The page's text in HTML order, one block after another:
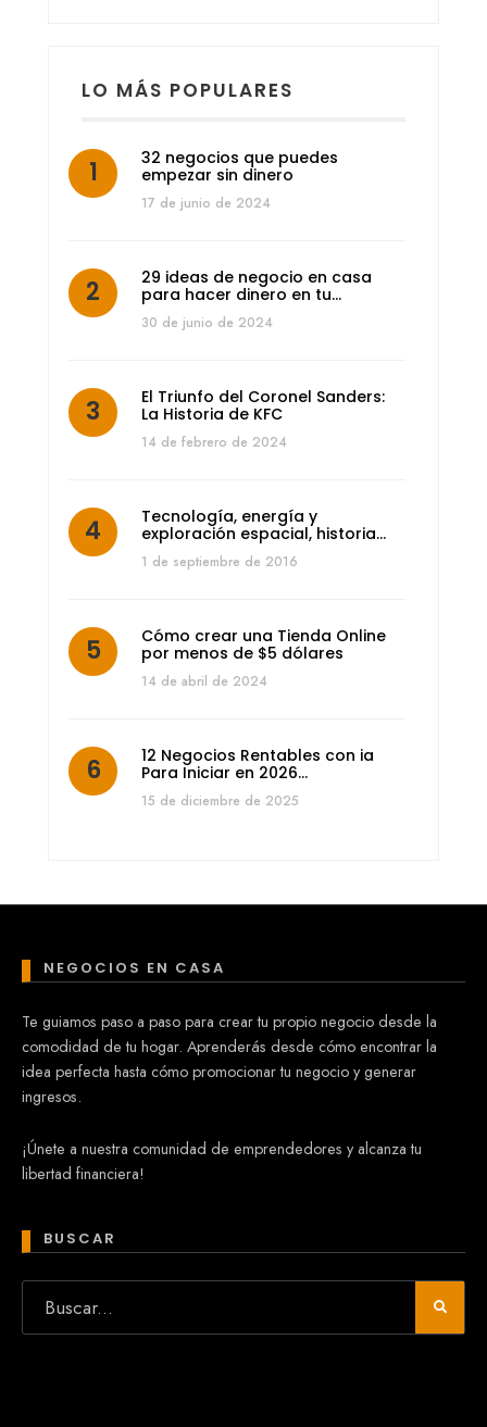
LO MÁS POPULARES
32 negocios que puedes
empezar sin dinero
17 de junio de 2024
29 ideas de negocio en casa
para hacer dinero en tu…
30 de junio de 2024
El Triunfo del Coronel Sanders:
La Historia de KFC
14 de febrero de 2024
Tecnología, energía y
exploración espacial, historia…
1 de septiembre de 2016
Cómo crear una Tienda Online
por menos de $5 dólares
14 de abril de 2024
12 Negocios Rentables con ia
Para Iniciar en 2026…
15 de diciembre de 2025
NEGOCIOS EN CASA
Te guiamos paso a paso para crear tu propio negocio desde la
comodidad de tu hogar. Aprenderás desde cómo encontrar la
idea perfecta hasta cómo promocionar tu negocio y generar
ingresos.
¡Únete a nuestra comunidad de emprendedores y alcanza tu
libertad financiera!
BUSCAR